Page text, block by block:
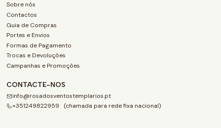
Sobre nós
Contactos
Guia de Compras
Portes e Envios
Formas de Pagamento
Trocas e Devoluções
Campanhas e Promoções
CONTACTE-NOS
info@rosadosventostemplarios.pt
+351249822959 (chamada para rede fixa nacional)